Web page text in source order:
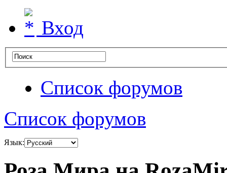
Вход
Список форумов
Список форумов
Язык: